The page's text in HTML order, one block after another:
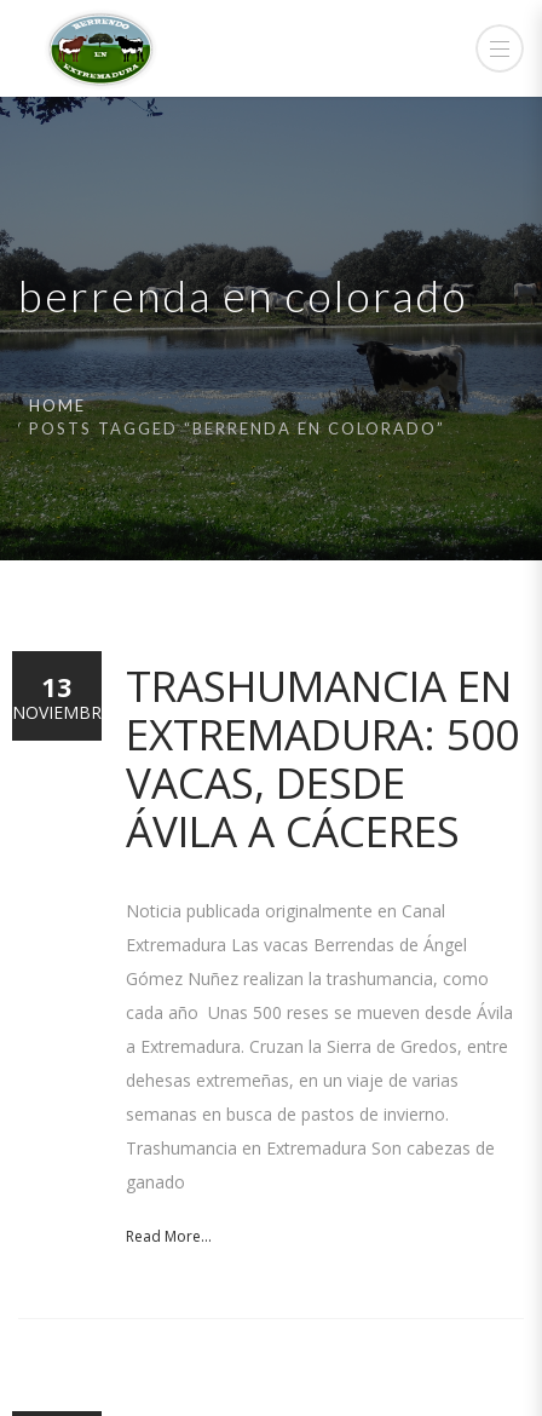
berrenda en colorado
HOME
POSTS TAGGED “BERRENDA EN COLORADO”
TRASHUMANCIA EN
EXTREMADURA: 500
VACAS, DESDE
ÁVILA A CÁCERES
Noticia publicada originalmente en Canal
Extremadura Las vacas Berrendas de Ángel
Gómez Nuñez realizan la trashumancia, como
cada año Unas 500 reses se mueven desde Ávila
a Extremadura. Cruzan la Sierra de Gredos, entre
dehesas extremeñas, en un viaje de varias
semanas en busca de pastos de invierno.
Trashumancia en Extremadura Son cabezas de
ganado
Read More...
13
NOVIEMBRE